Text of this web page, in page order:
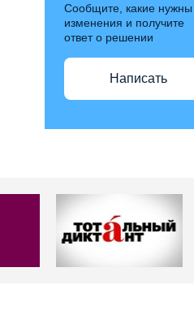
Сообщите, какие нужны
изменения и получите
ответ о решении
Написать